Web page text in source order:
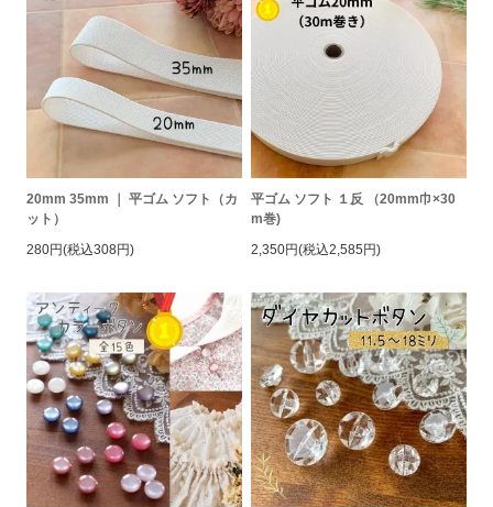
20mm 35mm ｜ 平ゴム ソフト（カ
ット）
280円(税込308円)
平ゴム ソフト １反 （20mm巾×30
m巻)
2,350円(税込2,585円)